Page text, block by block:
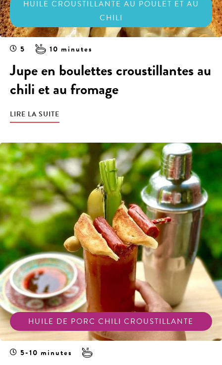
HUILE CROUSTILLANTE AU POULET ET AU
CHILI
5 10 minutes
Jupe en boulettes croustillantes au
chili et au fromage
LIRE LA SUITE
HUILE DE PORC CHILI CROUSTILLANTE
5-10 minutes